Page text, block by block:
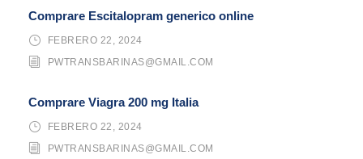
Comprare Escitalopram generico online
FEBRERO 22, 2024
PWTRANSBARINAS@GMAIL.COM
Comprare Viagra 200 mg Italia
FEBRERO 22, 2024
PWTRANSBARINAS@GMAIL.COM